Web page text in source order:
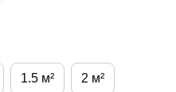
1.5 м² 2 м²